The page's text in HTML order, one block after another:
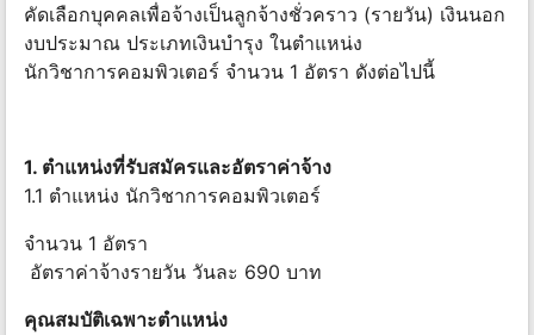
คัดเลือกบุคคลเพื่อจ้างเป็นลูกจ้างชั่วคราว (รายวัน) เงินนอก
งบประมาณ ประเภทเงินบำรุง ในตำแหน่ง
นักวิชาการคอมพิวเตอร์ จำนวน 1 อัตรา ดังต่อไปนี้
1. ตำแหน่งที่รับสมัครและอัตราค่าจ้าง
1.1 ตำแหน่ง นักวิชาการคอมพิวเตอร์
จำนวน 1 อัตรา
อัตราค่าจ้างรายวัน วันละ 690 บาท
คุณสมบัติเฉพาะตำแหน่ง